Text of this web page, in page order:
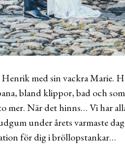
med sin vackra Marie.
bland klippor, bad och
mer. När det hinns… Vi har
under årets varmaste
för dig i bröllopstankar…